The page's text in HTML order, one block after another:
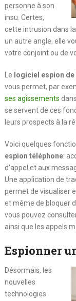
personne à son
insu. Certes,
cette intrusion dans
un autre angle, elle
votre conjoint ou de
Le logiciel espion
vous permet, par
ses agissements
se servent de ces
leurs prospects à la
Voici quelques
espion téléphone:
d’appel et aux
Une application de
permet de visualiser
et même de bloquer
vous pouvez
ainsi que les appels
Espionner
Désormais, les
nouvelles
technologies